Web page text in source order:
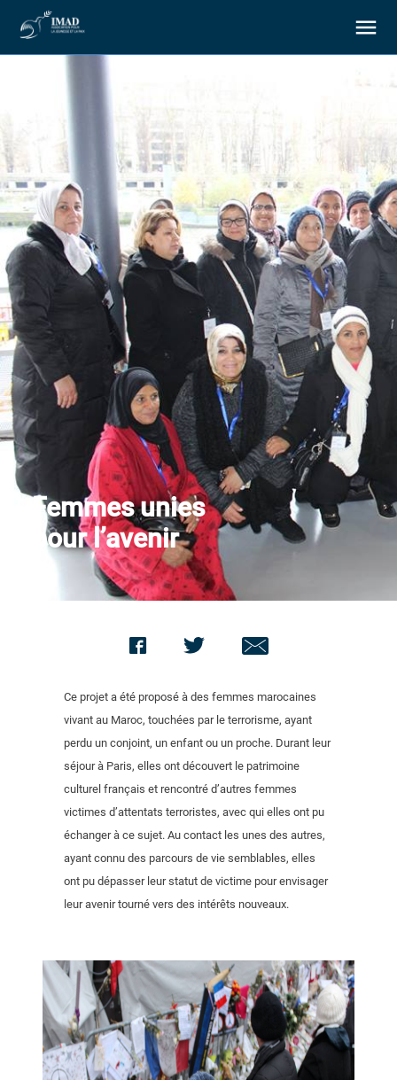
À propos
Nos objectifs
Notre action
Ressources
Nous soutenir
Nous contacter
Femmes unies
pour l’avenir
Ce projet a été proposé à des femmes marocaines
vivant au Maroc, touchées par le terrorisme, ayant
perdu un conjoint, un enfant ou un proche. Durant leur
séjour à Paris, elles ont découvert le patrimoine
culturel français et rencontré d’autres femmes
victimes d’attentats terroristes, avec qui elles ont pu
échanger à ce sujet. Au contact les unes des autres,
ayant connu des parcours de vie semblables, elles
ont pu dépasser leur statut de victime pour envisager
leur avenir tourné vers des intérêts nouveaux.